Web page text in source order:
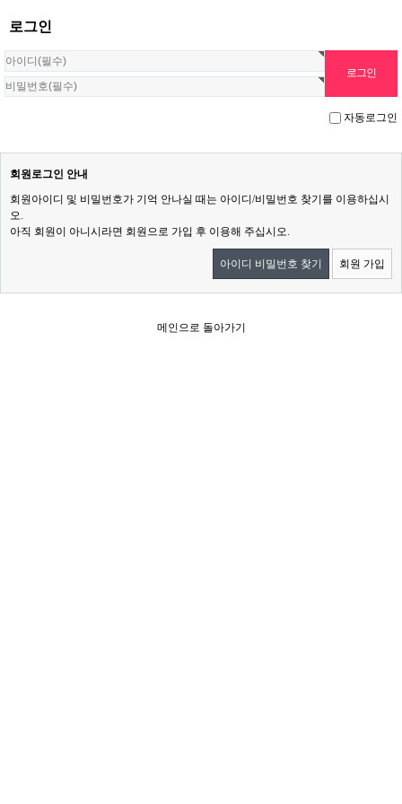
로그인
자동로그인
회원로그인 안내
회원아이디 및 비밀번호가 기억 안나실 때는 아이디/비밀번호 찾기를 이용하십시
오.
아직 회원이 아니시라면 회원으로 가입 후 이용해 주십시오.
아이디 비밀번호 찾기 회원 가입
메인으로 돌아가기